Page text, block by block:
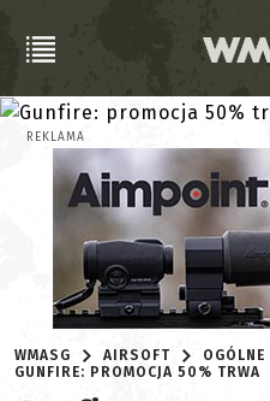
REKLAMA
WMASG AIRSOFT
OGÓLNE
GUNFIRE: PROMOCJA 50% TRWA